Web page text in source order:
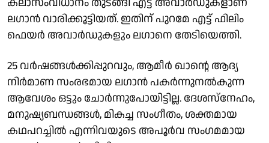
ലഗാന്‍ വാരിക്കൂട്ടിയത്. ഇതിന് പുറമേ എട്ട് ഫിലിം
ഫെയര്‍ അവാര്‍ഡുകളും ലഗാനെ തേടിയെത്തി.
25 വര്‍ഷങ്ങള്‍ക്കിപ്പുറവും, ആമീര്‍ ഖാന്റെ ആദ്യ
നിര്‍മാണ സംരഭമായ ലഗാന്‍ പകര്‍ന്നുനല്‍കുന്ന
ആവേശം ഒട്ടും ചോര്‍ന്നുപോയിട്ടില്ല. ദേശസ്‌നേഹം,
മനുഷ്യബന്ധങ്ങള്‍, മികച്ച സംഗീതം, ശക്തമായ
കഥപറച്ചില്‍ എന്നിവയുടെ അപൂര്‍വ സംഗമമായ